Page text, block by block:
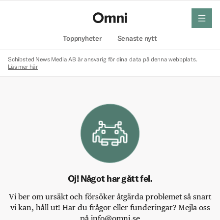
Toppnyheter Senaste nytt
meny
Schibsted News Media AB är ansvarig för dina data på denna webbplats.
Läs mer här
Oj! Något har gått fel.
Vi ber om ursäkt och försöker åtgärda problemet så snart
vi kan, håll ut! Har du frågor eller funderingar? Mejla oss